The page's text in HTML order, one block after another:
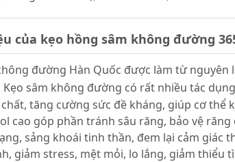
của kẹo hồng sâm không đường
đường Hàn Quốc được làm từ
Kẹo sâm không đường có rất nhiều tác
tăng cường sức đề kháng, giúp cơ thể
cao góp phần tránh sâu răng, bảo vệ
sảng khoái tinh thần, đem lại cảm giác
giảm stress, mệt mỏi, lo lắng, giảm thiểu